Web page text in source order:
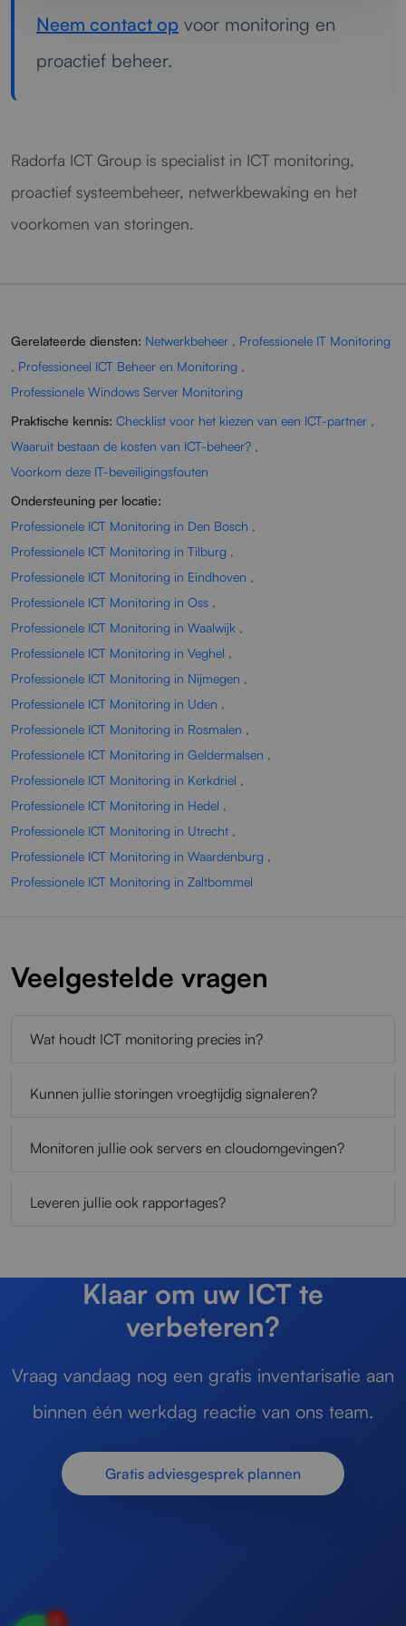
Neem contact op voor monitoring en
proactief beheer.
Radorfa ICT Group is specialist in ICT monitoring,
proactief systeembeheer, netwerkbewaking en het
voorkomen van storingen.
Gerelateerde diensten: Netwerkbeheer , Professionele IT Monitoring
, Professioneel ICT Beheer en Monitoring ,
Professionele Windows Server Monitoring
Praktische kennis: Checklist voor het kiezen van een ICT-partner ,
Waaruit bestaan de kosten van ICT-beheer? ,
Voorkom deze IT-beveiligingsfouten
Ondersteuning per locatie:
Professionele ICT Monitoring in Den Bosch ,
Professionele ICT Monitoring in Tilburg ,
Professionele ICT Monitoring in Eindhoven ,
Professionele ICT Monitoring in Oss ,
Professionele ICT Monitoring in Waalwijk ,
Professionele ICT Monitoring in Veghel ,
Professionele ICT Monitoring in Nijmegen ,
Professionele ICT Monitoring in Uden ,
Professionele ICT Monitoring in Rosmalen ,
Professionele ICT Monitoring in Geldermalsen ,
Professionele ICT Monitoring in Kerkdriel ,
Professionele ICT Monitoring in Hedel ,
Professionele ICT Monitoring in Utrecht ,
Professionele ICT Monitoring in Waardenburg ,
Professionele ICT Monitoring in Zaltbommel
Veelgestelde vragen
Wat houdt ICT monitoring precies in?
Kunnen jullie storingen vroegtijdig signaleren?
Monitoren jullie ook servers en cloudomgevingen?
Leveren jullie ook rapportages?
Klaar om uw ICT te
verbeteren?
Vraag vandaag nog een gratis inventarisatie aan
binnen één werkdag reactie van ons team.
Gratis adviesgesprek plannen